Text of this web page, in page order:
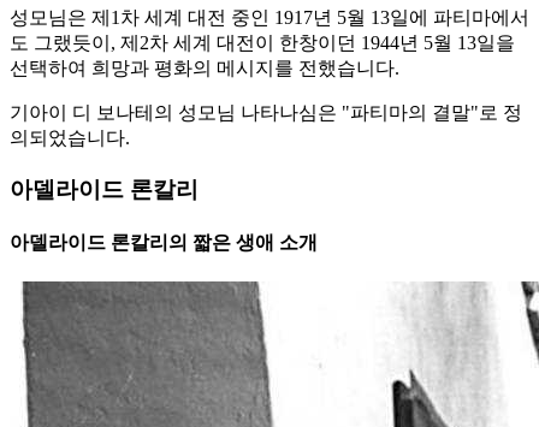
성모님은 제1차 세계 대전 중인 1917년 5월 13일에 파티마에서
도 그랬듯이, 제2차 세계 대전이 한창이던 1944년 5월 13일을
선택하여 희망과 평화의 메시지를 전했습니다.
기아이 디 보나테의 성모님 나타나심은 "파티마의 결말"로 정
의되었습니다.
아델라이드 론칼리
아델라이드 론칼리의 짧은 생애 소개